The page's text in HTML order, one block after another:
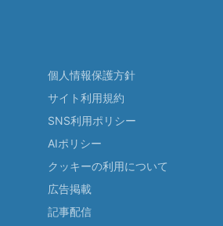
個人情報保護方針
サイト利用規約
SNS利用ポリシー
AIポリシー
クッキーの利用について
広告掲載
記事配信